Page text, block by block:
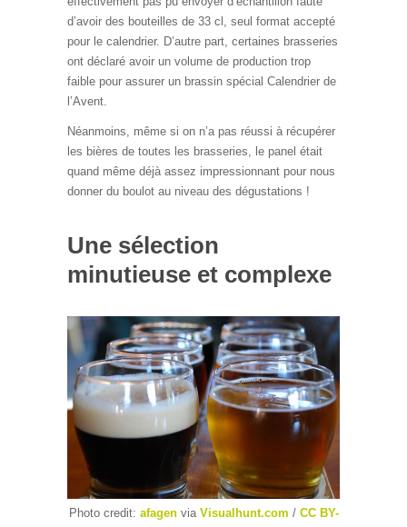
d’avoir des bouteilles de 33 cl, seul format accepté
pour le calendrier. D’autre part, certaines brasseries
ont déclaré avoir un volume de production trop
faible pour assurer un brassin spécial Calendrier de
l’Avent.
Néanmoins, même si on n’a pas réussi à récupérer
les bières de toutes les brasseries, le panel était
quand même déjà assez impressionnant pour nous
donner du boulot au niveau des dégustations !
Une sélection
minutieuse et complexe
Photo credit: afagenvia Visualhunt.com / CC BY-